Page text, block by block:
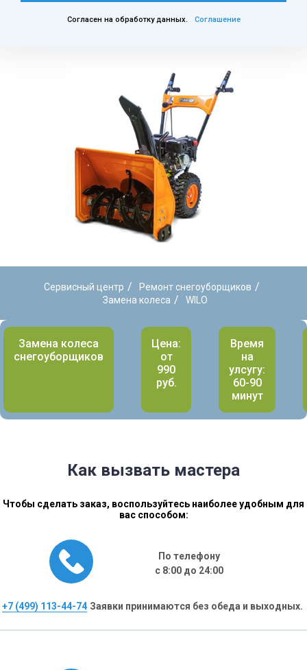
Согласен на обработку данных. Соглашение
Сервисный центр / Ремонт снегоуборщиков /
Замена колеса / WILO
Замена колеса
снегоуборщиков
Цена:
от
990
руб.
Время
на
улсугу:
60-90
минут
Как вызвать мастера
Чтобы сделать заказ, воспользуйтесь наиболее удобным для
вас способом:
По телефону
с 8:00 до 24:00
+7 (499) 113-44-74 Заявки принимаются без обеда и выходных.